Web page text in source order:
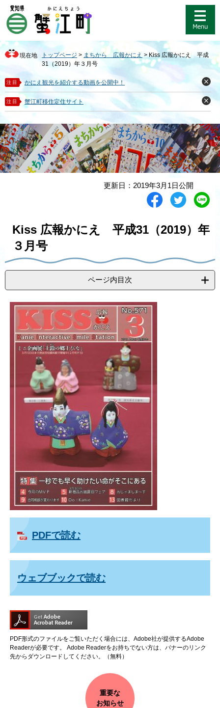
ジ
先
頭
で
す
。
ュ
を
飛
ば
し
て
本
文
現在地 トップページ > まちから 広報かにえ > Kiss 広報かにえ 平成
31（2019）年３月号
注目 かにえ観光を紹介する動画を公開中！
閉
じ
る
注目 蟹江町移住定住サイト
閉
じ
更新日：2019年3月1日公開
シ
す
る
ツ
ト
す
L
e
で
Kiss 広報かにえ 平成31（2019）年
３月号
ページ内目次
PDFで読む
ウェブブックで読む
PDF形式のファイルをご覧いただく場合には、Adobe社が提供するAdobe
Readerが必要です。
Adobe Readerをお持ちでない方は、バナーのリンク
先からダウンロードしてください。（無料）
重要な
お知らせ